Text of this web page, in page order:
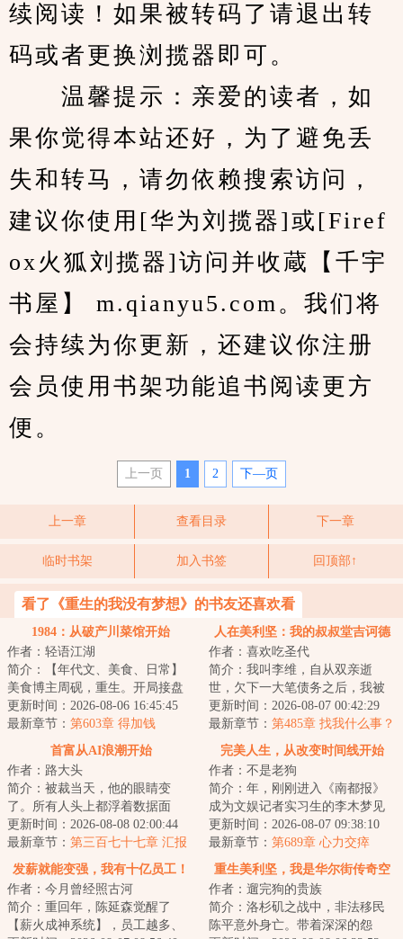
续阅读！如果被转码了请退出转
码或者更换浏揽器即可。
温馨提示：亲爱的读者，如
果你觉得本站还好，为了避免丢
失和转马，请勿依赖搜索访问，
建议你使用[华为刘揽器]或[Firef
ox火狐刘揽器]访问并收蔵【千宇
书屋】 m.qianyu5.com。我们将
会持续为你更新，还建议你注册
会员使用书架功能追书阅读更方
便。
上一页 1 2 下—页
上一章 查看目录 下一章
临时书架 加入书签 回顶部↑
看了《重生的我没有梦想》的书友还喜欢看
1984：从破产川菜馆开始
作者：轻语江湖
简介：【年代文、美食、日常】
美食博主周砚，重生。开局接盘
一家破产川菜馆。跷脚牛肉、夫
妻肺片、麻婆豆...
更新时间：2026-08-06 16:45:45
最新章节： 第603章 得加钱
人在美利坚：我的叔叔堂吉诃德
作者：喜欢吃圣代
简介：我叫李维，自从双亲逝
世，欠下一大笔债务之后，我被
一个在美利坚的远方叔叔收养，
前往纽约和他一起...
更新时间：2026-08-07 00:42:29
最新章节： 第485章 找我什么事？
（求月票）
首富从AI浪潮开始
作者：路大头
简介：被裁当天，他的眼睛变
了。所有人头上都浮着数据面
板。HR的补偿方案有两处计算错
误他当场多拿了四万...
更新时间：2026-08-08 02:00:44
最新章节： 第三百七十七章 汇报
怎么做啊？
完美人生，从改变时间线开始
作者：不是老狗
简介：年，刚刚进入《南都报》
成为文娱记者实习生的李木梦见
了未来的自己，对方说出了一组
彩票号码。第二...
更新时间：2026-08-07 09:38:10
最新章节： 第689章 心力交瘁
发薪就能变强，我有十亿员工！
作者：今月曾经照古河
简介：重回年，陈延森觉醒了
【薪火成神系统】，员工越多、
重生美利坚，我是华尔街传奇空
头
作者：遛完狗的贵族
简介：洛杉矶之战中，非法移民
陈平意外身亡。带着深深的怨